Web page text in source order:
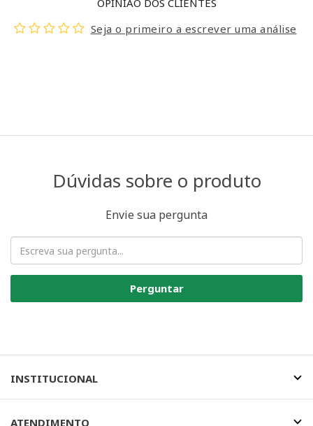
OPINIÃO DOS CLIENTES
Seja o primeiro a escrever uma análise
Dúvidas sobre o produto
Envie sua pergunta
Perguntar
INSTITUCIONAL
ATENDIMENTO